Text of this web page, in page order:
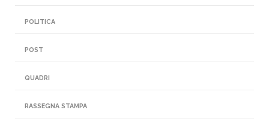
POLITICA
POST
QUADRI
RASSEGNA STAMPA